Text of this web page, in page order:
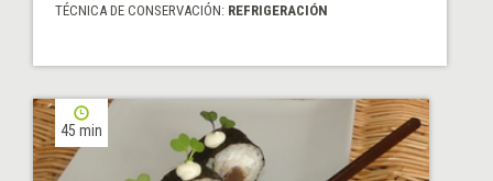
TÉCNICA DE CONSERVACIÓN: REFRIGERACIÓN
45 min